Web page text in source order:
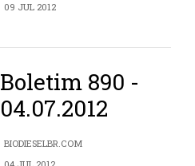
09 JUL 2012
Boletim 890 -
04.07.2012
BIODIESELBR.COM